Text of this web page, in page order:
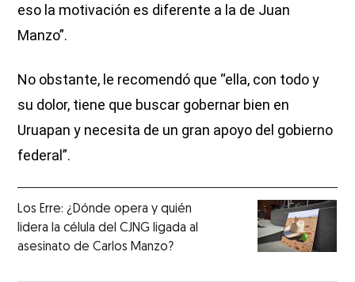
eso la motivación es diferente a la de Juan
Manzo”.
No obstante, le recomendó que “ella, con todo y
su dolor, tiene que buscar gobernar bien en
Uruapan y necesita de un gran apoyo del gobierno
federal”.
Los Erre: ¿Dónde opera y quién
lidera la célula del CJNG ligada al
asesinato de Carlos Manzo?